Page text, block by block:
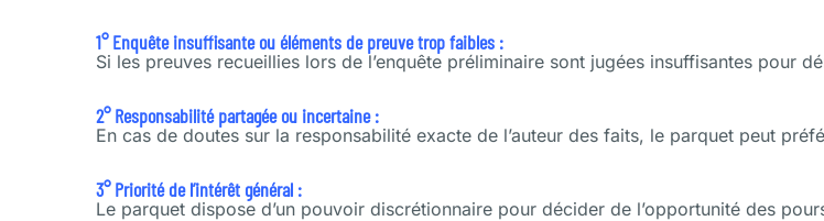
1° Enquête insuffisante ou éléments de preuve trop faibles :
Si les preuves recueillies lors de l’enquête préliminaire sont jugées insuffisantes pour
2° Responsabilité partagée ou incertaine :
En cas de doutes sur la responsabilité exacte de l’auteur des faits, le parquet peut
3° Priorité de l’intérêt général :
Le parquet dispose d’un pouvoir discrétionnaire pour décider de l’opportunité des